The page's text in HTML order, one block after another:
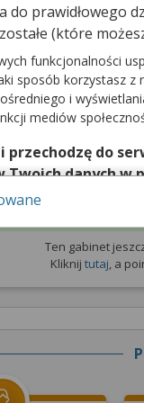
udostępnia
prywatnymi
Ten gabinet
Kliknijtutaj, a
do prawidłowego
(które
funkcjonalności
sposób korzystasz z
i
mediów
przechodzę do
danych w
zgody jest
na
lub chcesz
zaawansowanych”.